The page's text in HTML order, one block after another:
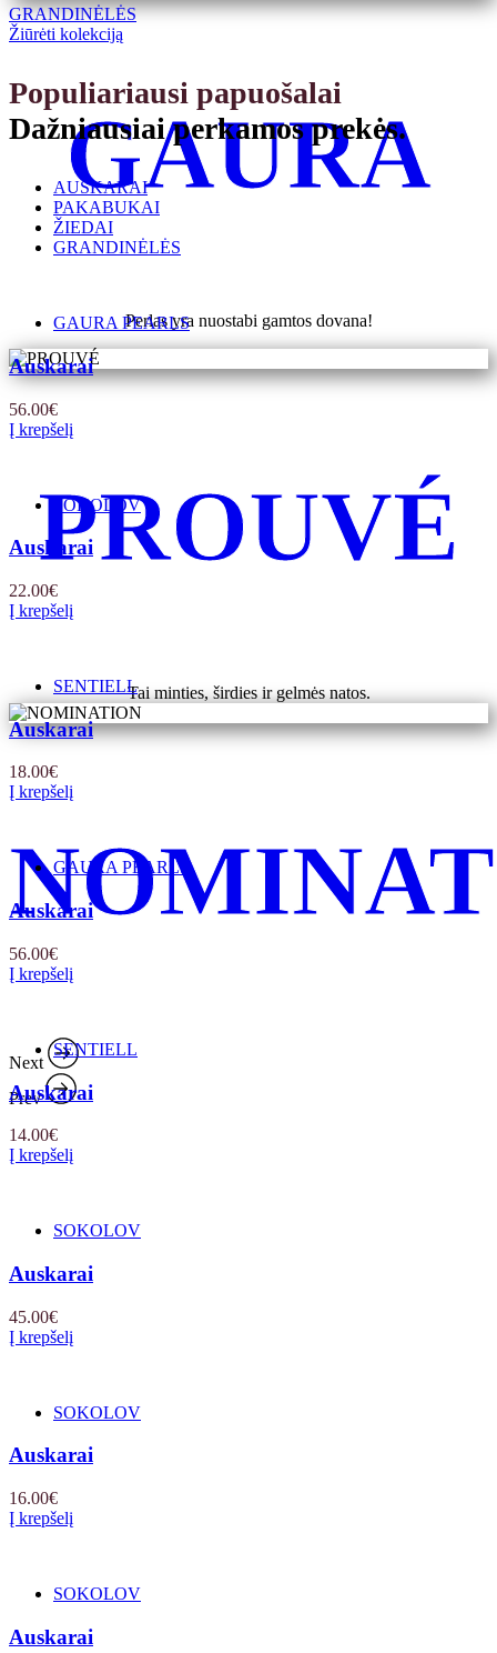
GAURA
Perlas yra nuostabi gamtos dovana!
PROUVÉ
Tai minties, širdies ir gelmės natos.
Next
Prev
GRANDINĖLĖS
Žiūrėti kolekciją
Populiariausi papuošalai
Dažniausiai perkamos prekės.
AUSKARAI
PAKABUKAI
ŽIEDAI
GRANDINĖLĖS
GAURA PEARLS
Auskarai
56.00€
Į krepšelį
SOKOLOV
Auskarai
22.00€
Į krepšelį
SENTIELL
Auskarai
18.00€
Į krepšelį
GAURA PEARLS
Auskarai
56.00€
Į krepšelį
SENTIELL
Auskarai
14.00€
Į krepšelį
SOKOLOV
Auskarai
45.00€
Į krepšelį
SOKOLOV
Auskarai
16.00€
Į krepšelį
SOKOLOV
Auskarai